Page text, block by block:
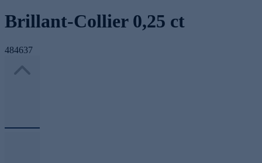
Brillant-Collier 0,25 ct
484637